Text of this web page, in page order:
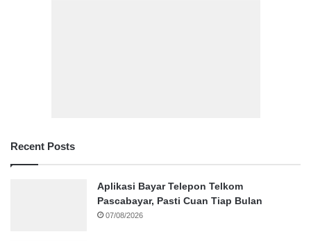
Recent Posts
Aplikasi Bayar Telepon Telkom
Pascabayar, Pasti Cuan Tiap Bulan
07/08/2026